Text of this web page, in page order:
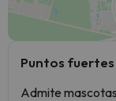
Puntos
Admite mascotas